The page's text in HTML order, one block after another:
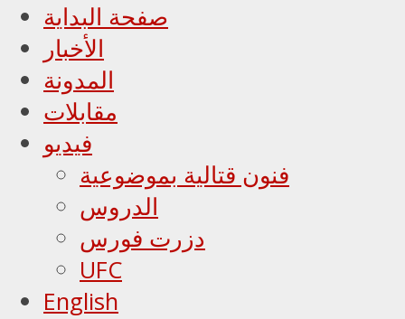
صفحة البداية
الأخبار
المدونة
مقابلات
فيديو
فنون قتالية بموضوعية
الدروس
دزرت فورس
UFC
English